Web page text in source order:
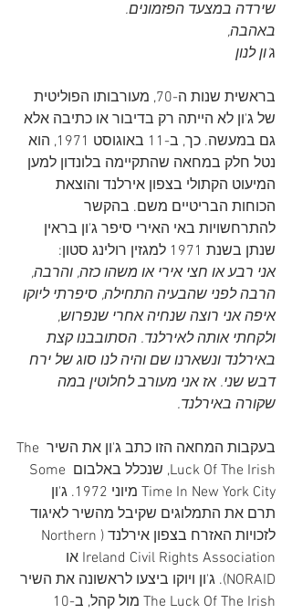
שירדה במצעד הפזמונים.
באהבה,
ג'ון לנון
בראשית שנות ה-70, מעורבותו הפוליטית
של ג'ון לא הייתה רק בדיבור או כתיבה אלא
גם במעשה. כך, ב-11 באוגוסט 1971, הוא
נטל חלק במחאה שהתקיימה בלונדון למען
המיעוט הקתולי בצפון אירלנד והוצאת
הכוחות הבריטיים משם. בהקשר
להתרחשויות באי האירי סיפר ג'ון בראין
שנתן בשנת 1971 למגזין רולינג סטון:
אני רבע או חצי אירי או משהו כזה, והרבה,
הרבה לפני שהבעיה התחילה, סיפרתי ליוקו
איפה אני רוצה שנחיה אחרי שנפרוש,
ולקחתי אותה לאירלנד. הסתובבנו קצת
באירלנד ונשארנו שם והיה לנו סוג של ירח
דבש שני. אז אני מעורב לחלוטין במה
שקורה באירלנד.
בעקבות המחאה הזו כתב ג'ון את השיר The
Luck Of The Irish, שנכלל באלבום Some
Time In New York City מיוני 1972. ג'ון
תרם את התמלוגים שקיבל מהשיר לאיגוד
לזכויות האזרח בצפון אירלנד (Northern
Ireland Civil Rights Association או
NORAID). ג'ון ויוקו ביצעו לראשונה את השיר